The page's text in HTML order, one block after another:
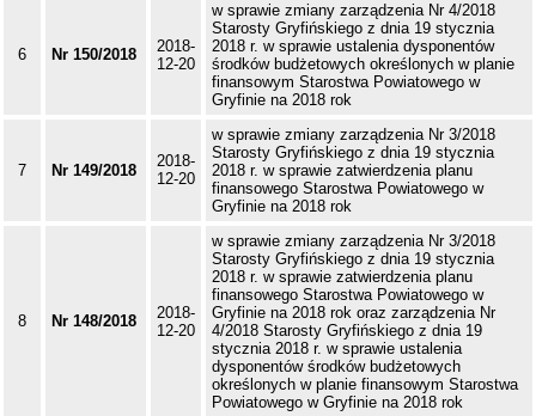
6 Nr 150/2018
2018-
12-20
w sprawie zmiany zarządzenia Nr 4/2018
Starosty Gryfińskiego z dnia 19 stycznia
2018 r. w sprawie ustalenia dysponentów
środków budżetowych określonych w planie
finansowym Starostwa Powiatowego w
Gryfinie na 2018 rok
7 Nr 149/2018
2018-
12-20
w sprawie zmiany zarządzenia Nr 3/2018
Starosty Gryfińskiego z dnia 19 stycznia
2018 r. w sprawie zatwierdzenia planu
finansowego Starostwa Powiatowego w
Gryfinie na 2018 rok
8 Nr 148/2018
2018-
12-20
w sprawie zmiany zarządzenia Nr 3/2018
Starosty Gryfińskiego z dnia 19 stycznia
2018 r. w sprawie zatwierdzenia planu
finansowego Starostwa Powiatowego w
Gryfinie na 2018 rok oraz zarządzenia Nr
4/2018 Starosty Gryfińskiego z dnia 19
stycznia 2018 r. w sprawie ustalenia
dysponentów środków budżetowych
określonych w planie finansowym Starostwa
Powiatowego w Gryfinie na 2018 rok